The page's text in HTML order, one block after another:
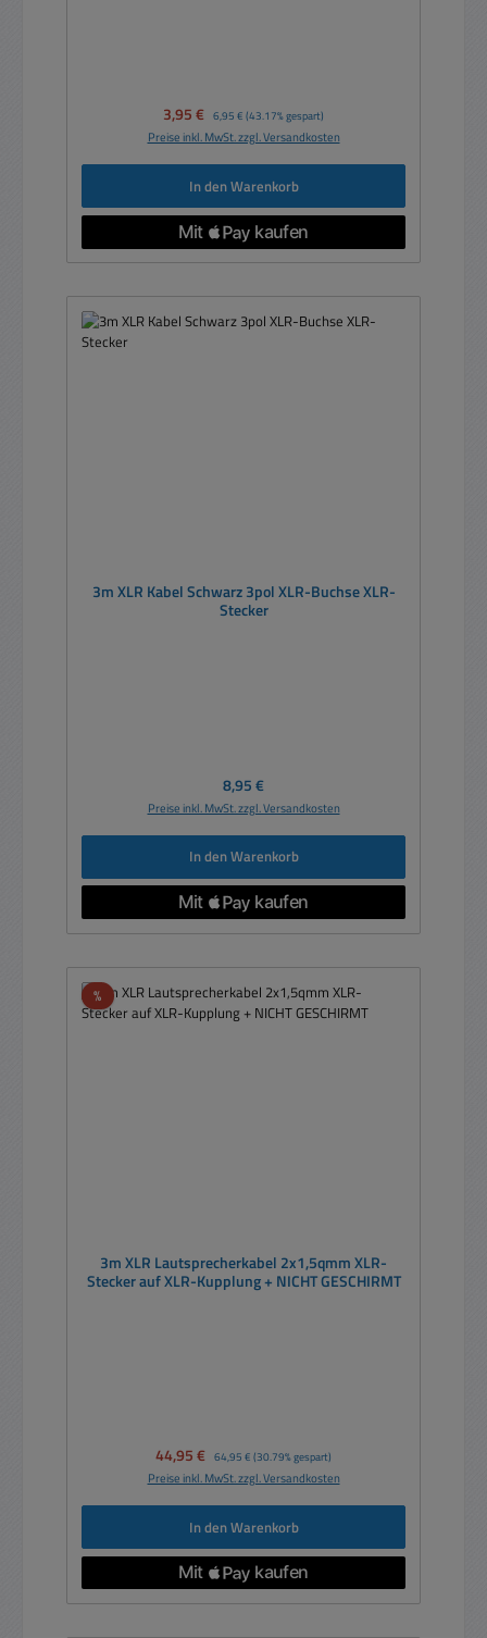
Verkaufspreis:
3,95 € Regulärer Preis:
6,95 € (43.17% gespart)
Preise inkl. MwSt. zzgl. Versandkosten
In den Warenkorb
3m XLR Kabel Schwarz 3pol XLR-Buchse XLR-
Stecker
Regulärer Preis:
8,95 €
Preise inkl. MwSt. zzgl. Versandkosten
In den Warenkorb
%Rabatt
3m XLR Lautsprecherkabel 2x1,5qmm XLR-
Stecker auf XLR-Kupplung + NICHT GESCHIRMT
Verkaufspreis:
44,95 € Regulärer Preis:
64,95 € (30.79% gespart)
Preise inkl. MwSt. zzgl. Versandkosten
In den Warenkorb